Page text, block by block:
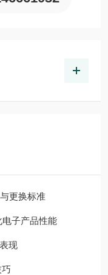
更换标准
子产品性能
现